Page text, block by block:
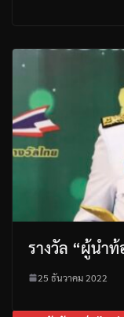
รางวัล “ผู้นำท้
25 ธันวาคม 2022